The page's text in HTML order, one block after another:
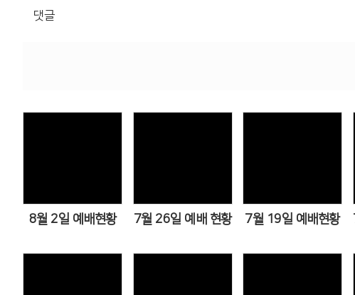
댓글
8월 2일 예배현황 7월 26일 예배 현황 7월 19일 예배현황